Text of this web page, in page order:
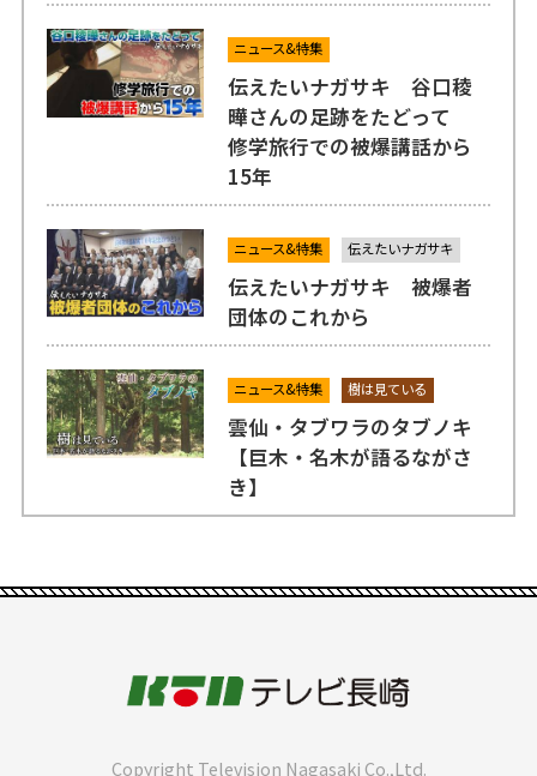
ニュース&特集
伝えたいナガサキ 谷口稜
曄さんの足跡をたどって
修学旅行での被爆講話から
15年
ニュース&特集 伝えたいナガサキ
伝えたいナガサキ 被爆者
団体のこれから
ニュース&特集 樹は見ている
雲仙・タブワラのタブノキ
【巨木・名木が語るながさ
き】
Copyright Television Nagasaki Co.,Ltd.